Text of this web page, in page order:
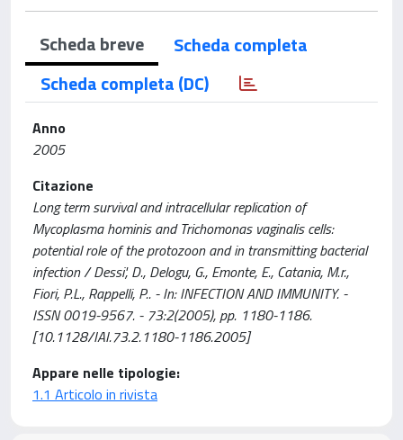
Scheda breve
Scheda completa
Scheda completa (DC)
Anno
2005
Citazione
Long term survival and intracellular replication of
Mycoplasma hominis and Trichomonas vaginalis cells:
potential role of the protozoon and in transmitting bacterial
infection / Dessi', D., Delogu, G., Emonte, E., Catania, M.r.,
Fiori, P.L., Rappelli, P.. - In: INFECTION AND IMMUNITY. -
ISSN 0019-9567. - 73:2(2005), pp. 1180-1186.
[10.1128/IAI.73.2.1180-1186.2005]
Appare nelle tipologie:
1.1 Articolo in rivista